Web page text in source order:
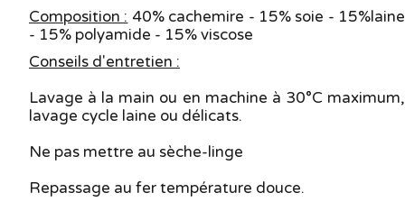
Composition : 40% cachemire - 15% soie - 15%laine
- 15% polyamide - 15% viscose
Conseils d'entretien :
Lavage à la main ou en machine à 30°C maximum,
lavage cycle laine ou délicats.
Ne pas mettre au sèche-linge
Repassage au fer température douce.